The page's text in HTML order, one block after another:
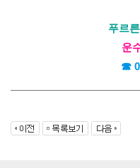
푸르
운
☎